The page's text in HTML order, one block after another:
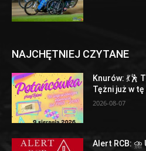
NAJCHĘTNIEJ CZYTANE
Knurów: 💃🕺
Tężni już w
2026-08-07
Alert RCB: ⛈